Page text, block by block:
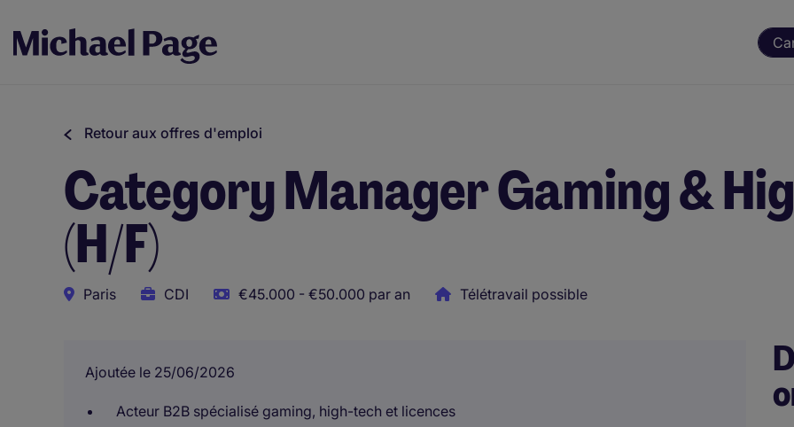
Retour aux offres d'emploi
Category Manager Gaming &
(H/F)
Paris CDI €45.000 - €50.000 par an Télétravail possible
Ajoutée le 25/06/2026
Acteur B2B spécialisé gaming, high-tech et licences